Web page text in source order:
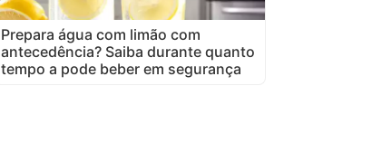
Prepara água com limão com
antecedência? Saiba durante quanto
tempo a pode beber em segurança